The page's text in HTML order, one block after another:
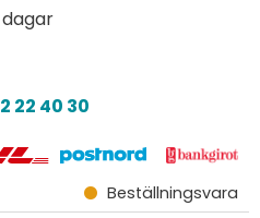
22 40 30
Beställningsvara